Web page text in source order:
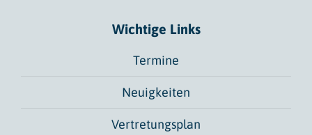
Wichtige Links
Termine
Neuigkeiten
Vertretungsplan